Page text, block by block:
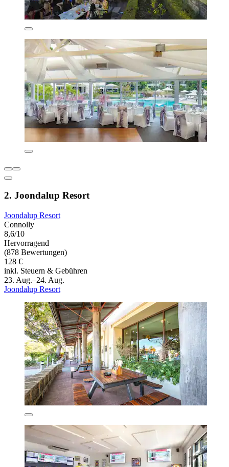
2. Joondalup Resort
Joondalup Resort
Connolly
8,6/10
Hervorragend
(878 Bewertungen)
128 €
inkl. Steuern & Gebühren
23. Aug.–24. Aug.
Joondalup Resort